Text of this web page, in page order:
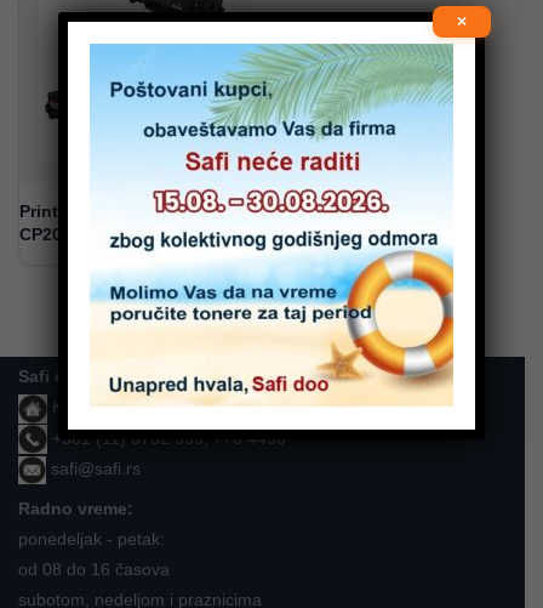
PrintLine toner za HP Color
CP2025 Black
Safi doo
Karla Soprona 15, Beograd - Zemun
+381 (11) 3752 999, 770 4490
safi@safi.rs
Radno vreme:
ponedeljak - petak:
od 08 do 16 časova
subotom, nedeljom i praznicima
×